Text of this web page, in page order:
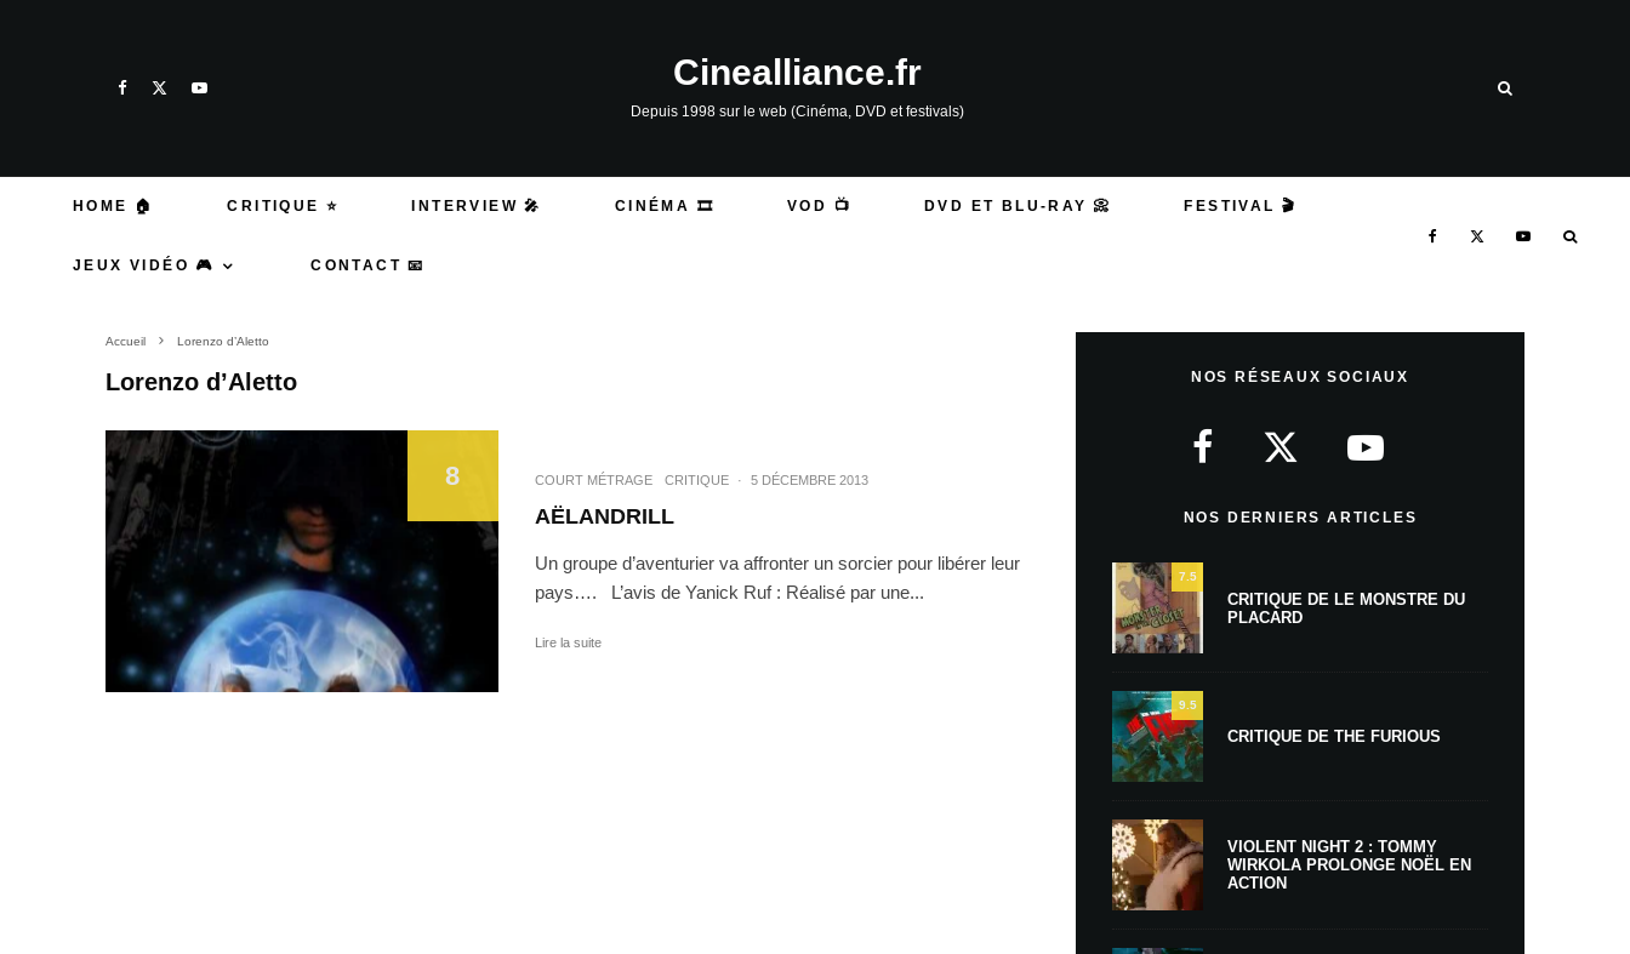
Cinealliance.fr
Depuis 1998 sur le web (Cinéma, DVD et festivals)
HOME 🏠 CRITIQUE ⭐ INTERVIEW 🎤 CINÉMA 🎞️ VOD 📺 DVD ET BLU-RAY 📀 FESTIVAL 🎬
JEUX VIDÉO 🎮 CONTACT 📧
Accueil Lorenzo d’Aletto
Lorenzo d’Aletto
8 COURT MÉTRAGE CRITIQUE · 5 DÉCEMBRE 2013
AËLANDRILL
Un groupe d’aventurier va affronter un sorcier pour libérer leur
pays…. L’avis de Yanick Ruf : Réalisé par une...
Lire la suite
NOS RÉSEAUX SOCIAUX
NOS DERNIERS ARTICLES
7.5
CRITIQUE DE LE MONSTRE DU
PLACARD
9.5
CRITIQUE DE THE FURIOUS
VIOLENT NIGHT 2 : TOMMY
WIRKOLA PROLONGE NOËL EN
ACTION